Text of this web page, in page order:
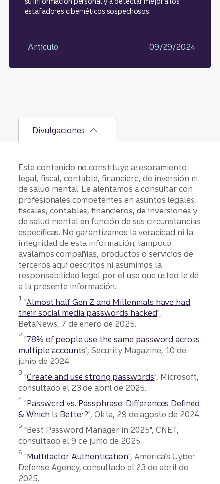
estafadores cibernéticos sospechosos.
Artículo 09/29/2024
Divulgaciones
Este contenido no constituye asesoramiento
legal, fiscal, contable, financiero, de inversión ni
de salud mental. Le alentamos a consultar con
profesionales competentes en asuntos legales,
fiscales, contables, financieros, de inversiones y
de salud mental en función de sus circunstancias
específicas. No garantizamos la veracidad ni la
integridad de esta información; tampoco
avalamos compañías, productos o servicios de
terceros aquí descritos ni asumimos la
responsabilidad legal por el uso que usted le dé
a la presente información.
Divulgación
1 "Almost half Gen Z and Millennials have had
their social media passwords hacked",
BetaNews, 7 de enero de 2025.
Divulgación
2 "78% of people use the same password across
multiple accounts", Security Magazine, 10 de
junio de 2024.
Divulgación
3 "Create and use strong passwords", Microsoft,
consultado el 23 de abril de 2025.
Divulgación
4 "Password vs. Passphrase: Differences Defined
& Which Is Better?", Okta, 29 de agosto de 2024.
Divulgación
5 "Best Password Manager in 2025", CNET,
consultado el 9 de junio de 2025.
Divulgación
6 "Multifactor Authentication", America's Cyber
Defense Agency, consultado el 23 de abril de
2025.